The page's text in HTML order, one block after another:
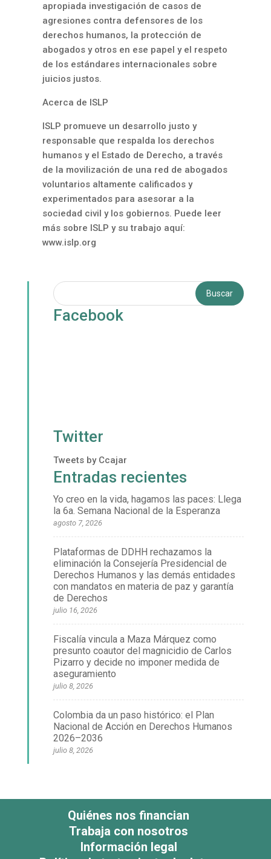
apropiada investigación de casos de
agresiones contra defensores de los
derechos humanos, la protección de
abogados y otros en ese papel y el respeto
de los estándares internacionales sobre
juicios justos.
Acerca de ISLP
ISLP promueve un desarrollo justo y
responsable que respalda los derechos
humanos y el Estado de Derecho, a través
de la movilización de una red de abogados
voluntarios altamente calificados y
experimentados para asesorar a la
sociedad civil y los gobiernos. Puede leer
más sobre ISLP y su trabajo aquí:
www.islp.org
Facebook
Twitter
Tweets by Ccajar
Entradas recientes
Yo creo en la vida, hagamos las paces: Llega
la 6a. Semana Nacional de la Esperanza
agosto 7, 2026
Plataformas de DDHH rechazamos la
eliminación la Consejería Presidencial de
Derechos Humanos y las demás entidades
con mandatos en materia de paz y garantía
de Derechos
julio 16, 2026
Fiscalía vincula a Maza Márquez como
presunto coautor del magnicidio de Carlos
Pizarro y decide no imponer medida de
aseguramiento
julio 8, 2026
Colombia da un paso histórico: el Plan
Nacional de Acción en Derechos Humanos
2026–2036
julio 8, 2026
Quiénes nos financian
Trabaja con nosotros
Información legal